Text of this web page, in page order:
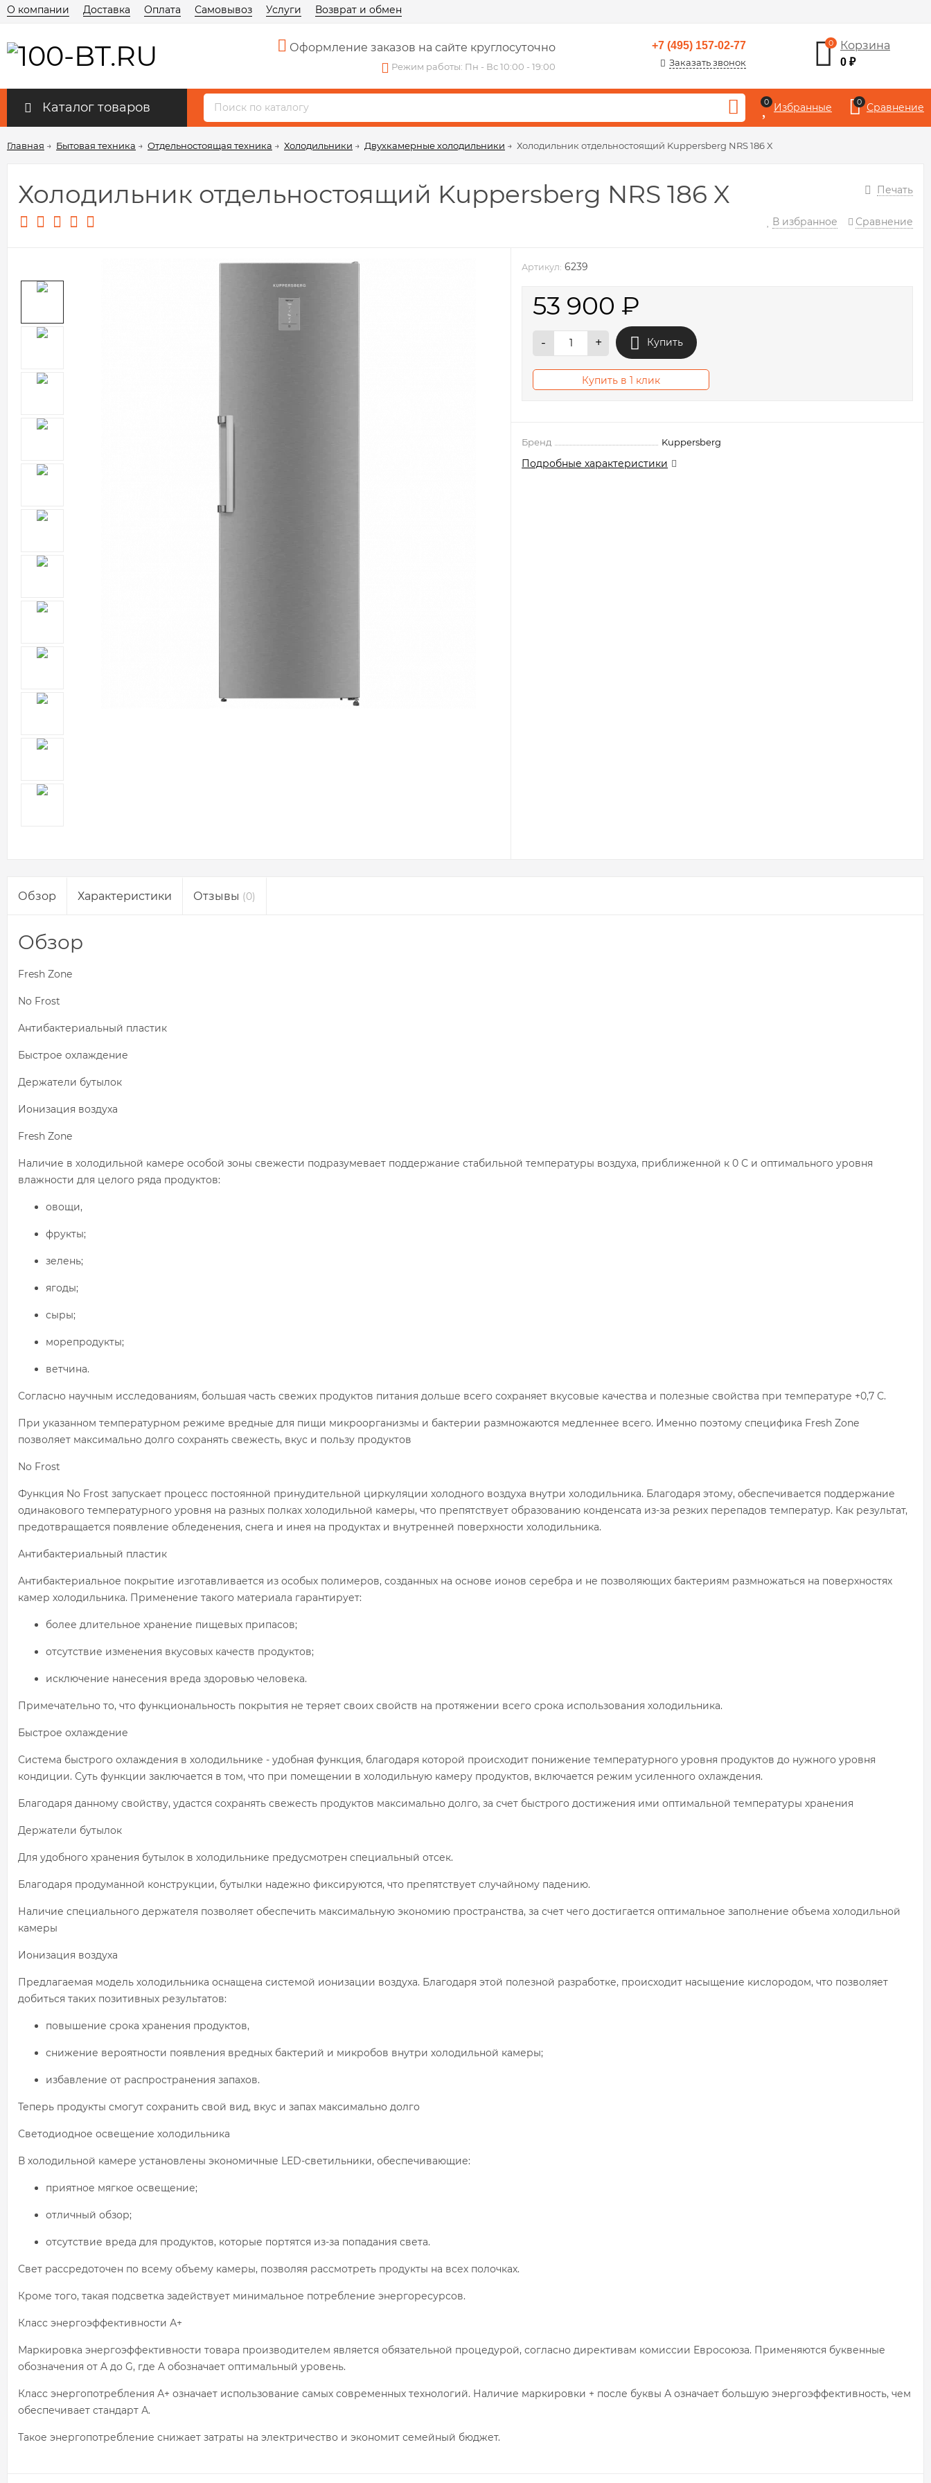
О компании Доставка Оплата Самовывоз Услуги Возврат и обмен
Оформление заказов на сайте круглосуточно
Режим работы: Пн - Вс 10:00 - 19:00
+7 (495) 157-02-77
Заказать звонок
0 Корзина
0₽
Каталог товаров 0 Избранные 0 Сравнение
Главная → Бытовая техника → Отдельностоящая техника → Холодильники → Двухкамерные холодильники → Холодильник отдельностоящий Kuppersberg NRS 186 X
Печать
Холодильник отдельностоящий Kuppersberg NRS 186 X
В избранное Сравнение
Артикул: 6239
53 900 ₽
- + Купить
Купить в 1 клик
Бренд Kuppersberg
Подробные характеристики
Обзор Характеристики Отзывы (0)
Обзор
Fresh Zone
No Frost
Антибактериальный пластик
Быстрое охлаждение
Держатели бутылок
Ионизация воздуха
Fresh Zone
Наличие в холодильной камере особой зоны свежести подразумевает поддержание стабильной температуры воздуха, приближенной к 0 С и оптимального уровня
влажности для целого ряда продуктов:
овощи,
фрукты;
зелень;
ягоды;
сыры;
морепродукты;
ветчина.
Согласно научным исследованиям, большая часть свежих продуктов питания дольше всего сохраняет вкусовые качества и полезные свойства при температуре +0,7 С.
При указанном температурном режиме вредные для пищи микроорганизмы и бактерии размножаются медленнее всего. Именно поэтому специфика Fresh Zone
позволяет максимально долго сохранять свежесть, вкус и пользу продуктов
No Frost
Функция No Frost запускает процесс постоянной принудительной циркуляции холодного воздуха внутри холодильника. Благодаря этому, обеспечивается поддержание
одинакового температурного уровня на разных полках холодильной камеры, что препятствует образованию конденсата из-за резких перепадов температур. Как результат,
предотвращается появление обледенения, снега и инея на продуктах и внутренней поверхности холодильника.
Антибактериальный пластик
Антибактериальное покрытие изготавливается из особых полимеров, созданных на основе ионов серебра и не позволяющих бактериям размножаться на поверхностях
камер холодильника. Применение такого материала гарантирует:
более длительное хранение пищевых припасов;
отсутствие изменения вкусовых качеств продуктов;
исключение нанесения вреда здоровью человека.
Примечательно то, что функциональность покрытия не теряет своих свойств на протяжении всего срока использования холодильника.
Быстрое охлаждение
Система быстрого охлаждения в холодильнике - удобная функция, благодаря которой происходит понижение температурного уровня продуктов до нужного уровня
кондиции. Суть функции заключается в том, что при помещении в холодильную камеру продуктов, включается режим усиленного охлаждения.
Благодаря данному свойству, удастся сохранять свежесть продуктов максимально долго, за счет быстрого достижения ими оптимальной температуры хранения
Держатели бутылок
Для удобного хранения бутылок в холодильнике предусмотрен специальный отсек.
Благодаря продуманной конструкции, бутылки надежно фиксируются, что препятствует случайному падению.
Наличие специального держателя позволяет обеспечить максимальную экономию пространства, за счет чего достигается оптимальное заполнение объема холодильной
камеры
Ионизация воздуха
Предлагаемая модель холодильника оснащена системой ионизации воздуха. Благодаря этой полезной разработке, происходит насыщение кислородом, что позволяет
добиться таких позитивных результатов:
повышение срока хранения продуктов,
снижение вероятности появления вредных бактерий и микробов внутри холодильной камеры;
избавление от распространения запахов.
Теперь продукты смогут сохранить свой вид, вкус и запах максимально долго
Светодиодное освещение холодильника
В холодильной камере установлены экономичные LED-светильники, обеспечивающие:
приятное мягкое освещение;
отличный обзор;
отсутствие вреда для продуктов, которые портятся из-за попадания света.
Свет рассредоточен по всему объему камеры, позволяя рассмотреть продукты на всех полочках.
Кроме того, такая подсветка задействует минимальное потребление энергоресурсов.
Класс энергоэффективности А+
Маркировка энергоэффективности товара производителем является обязательной процедурой, согласно директивам комиссии Евросоюза. Применяются буквенные
обозначения от A до G, где A обозначает оптимальный уровень.
Класс энергопотребления А+ означает использование самых современных технологий. Наличие маркировки + после буквы А означает большую энергоэффективность, чем
обеспечивает стандарт А.
Такое энергопотребление снижает затраты на электричество и экономит семейный бюджет.